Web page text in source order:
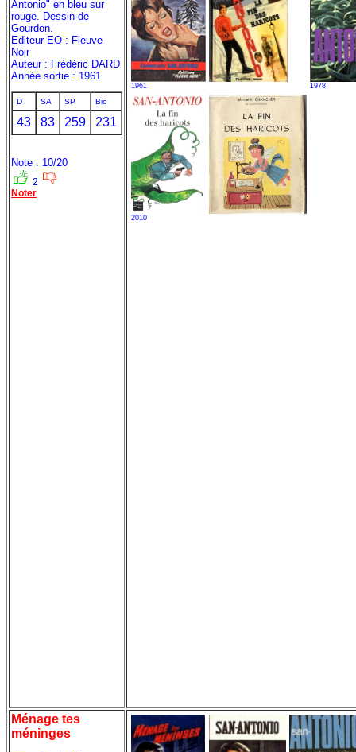
Antonio" en bleu sur
rouge. Dessin de
Gourdon.
Editeur EO : Fleuve
Noir
Auteur : Frédéric DARD
Année sortie : 1961
D SA SP Bio
43 83 259 231
Note : 10/20
2
Noter
1961 1978
2010
Ménage tes
méninges